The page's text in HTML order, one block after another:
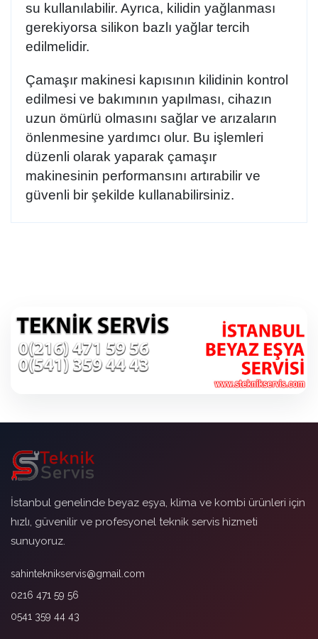
su kullanılabilir. Ayrıca, kilidin yağlanması
gerekiyorsa silikon bazlı yağlar tercih
edilmelidir.
Çamaşır makinesi kapısının kilidinin kontrol
edilmesi ve bakımının yapılması, cihazın
uzun ömürlü olmasını sağlar ve arızaların
önlenmesine yardımcı olur. Bu işlemleri
düzenli olarak yaparak çamaşır
makinesinin performansını artırabilir ve
güvenli bir şekilde kullanabilirsiniz.
İstanbul genelinde beyaz eşya, klima ve kombi ürünleri için
hızlı, güvenilir ve profesyonel teknik servis hizmeti
sunuyoruz.
sahinteknikservis@gmail.com
0216 471 59 56
0541 359 44 43